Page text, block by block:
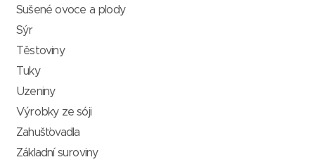
Sušené ovoce a plody
Sýr
Těstoviny
Tuky
Uzeniny
Výrobky ze sóji
Zahušťovadla
Základní suroviny